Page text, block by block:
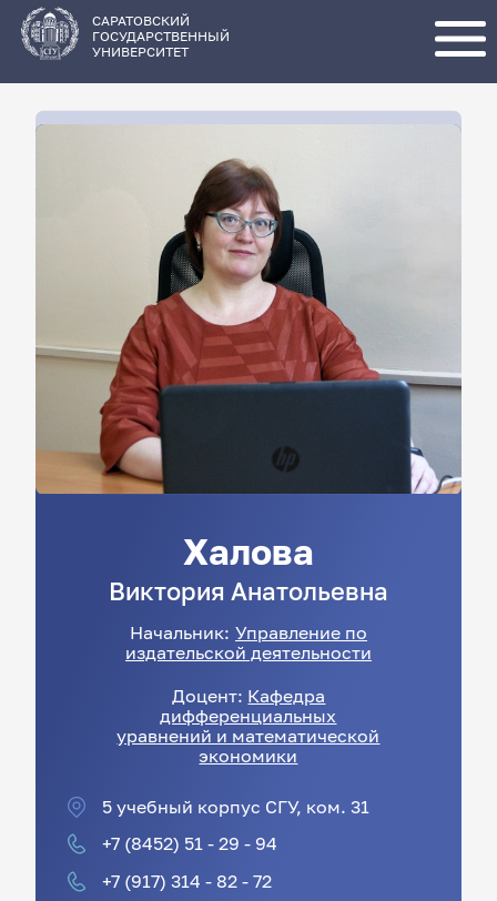
основному
содержанию
САРАТОВСКИЙ
ГОСУДАРСТВЕННЫЙ
УНИВЕРСИТЕТ
Халова
Виктория Анатольевна
Начальник: Управление по
издательской деятельности
Доцент: Кафедра
дифференциальных
уравнений и математической
экономики
5 учебный корпус СГУ, ком. 31
+7 (8452) 51 - 29 - 94
+7 (917) 314 - 82 - 72